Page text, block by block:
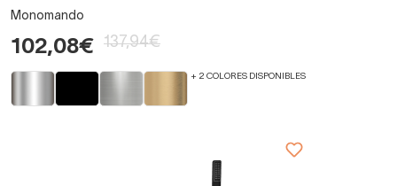
Monomando
102,08€ 137,94€
+ 2 COLORES DISPONIBLES